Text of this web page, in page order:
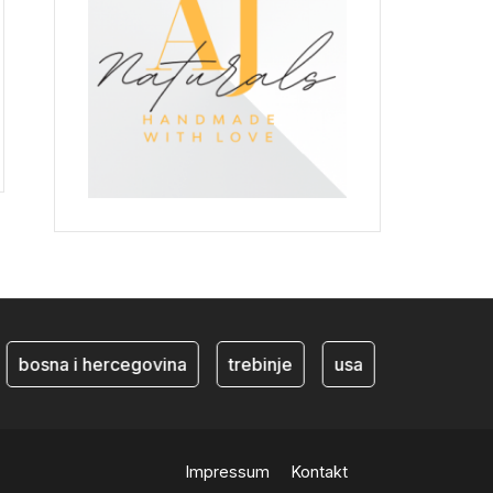
bosna i hercegovina trebinje usa
Impressum Kontakt